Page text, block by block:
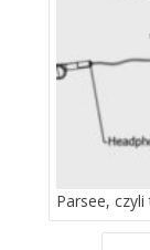
Parsee,